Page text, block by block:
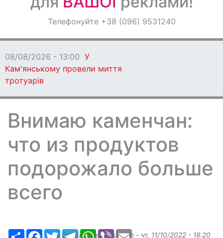
ОголошенняТелефонуйте +38 (096) 9531240
08/08/2026 - 13:00 У
Кам'янському провели миття
тротуарів
Внимаю каменчан:
что из продуктов
подорожало больше
всего
РесурсFacebook
TwitterTelegramWhatsApp
ViberEmail
Опубликованоslavkin - чт, 11/10/2022 - 18:20